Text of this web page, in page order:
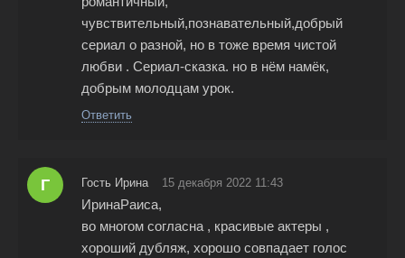
чувствительный,познавательный,добрый
сериал о разной, но в тоже время чистой
любви . Сериал-сказка. но в нём намёк,
добрым молодцам урок.
Ответить
Г Гость Ирина 15 декабря 2022 11:43
ИринаРаиса,
во многом согласна , красивые актеры ,
хороший дубляж, хорошо совпадает голос